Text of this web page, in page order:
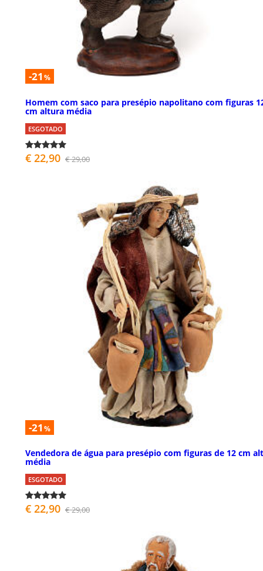
-21 %
Homem com saco para presépio napolitano com figuras
cm altura média
ESGOTADO
€ 22,90 € 29,00
-21 %
Vendedora de água para presépio com figuras de 12 cm
média
ESGOTADO
€ 22,90 € 29,00